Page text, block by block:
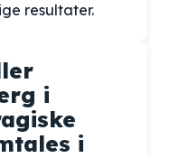
resultater.
i
i